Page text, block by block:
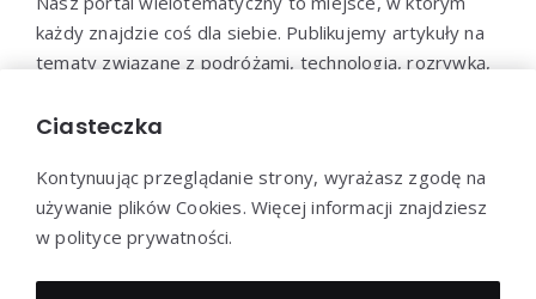
każdy znajdzie coś dla siebie. Publikujemy artykuły na
tematy związane z podróżami, technologią, rozrywką,
Jesteśmy przekonani, że każdy znajdzie u nas coś
Ciasteczka
Kontynuując przeglądanie strony, wyrażasz zgodę na
używanie plików Cookies. Więcej informacji znajdziesz
w polityce prywatności.